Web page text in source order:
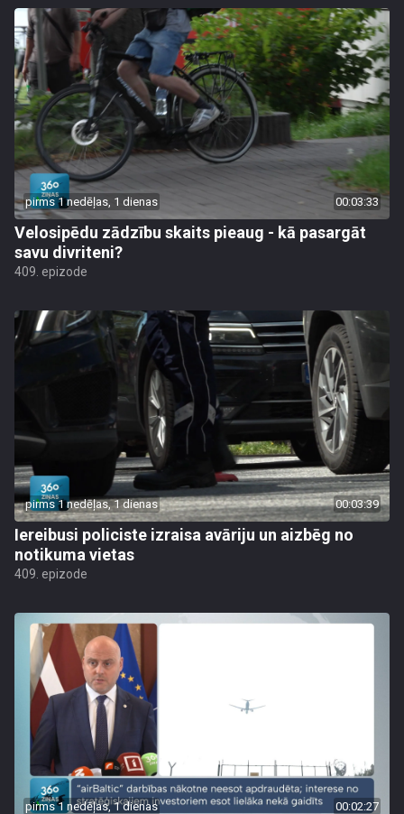
pirms 1 nedēļas, 1 dienas 00:03:33
Velosipēdu zādzību skaits pieaug - kā pasargāt
savu divriteni?
409. epizode
pirms 1 nedēļas, 1 dienas 00:03:39
Iereibusi policiste izraisa avāriju un aizbēg no
notikuma vietas
409. epizode
pirms 1 nedēļas, 1 dienas 00:02:27